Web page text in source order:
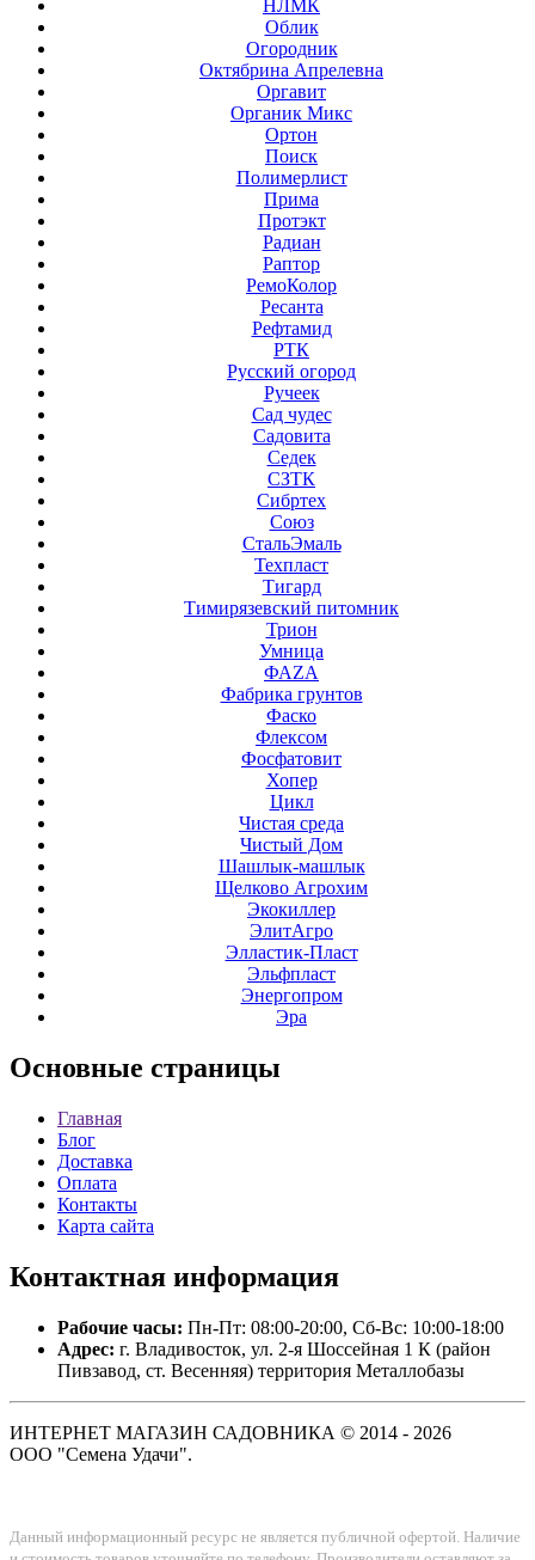
НЛМК
Облик
Огородник
Октябрина Апрелевна
Оргавит
Органик Микс
Ортон
Поиск
Полимерлист
Прима
Протэкт
Радиан
Раптор
РемоКолор
Ресанта
Рефтамид
РТК
Русский огород
Ручеек
Сад чудес
Садовита
Седек
СЗТК
Сибртех
Союз
СтальЭмаль
Техпласт
Тигард
Тимирязевский питомник
Трион
Умница
ФАZА
Фабрика грунтов
Фаско
Флексом
Фосфатовит
Хопер
Цикл
Чистая среда
Чистый Дом
Шашлык-машлык
Щелково Агрохим
Экокиллер
ЭлитАгро
Элластик-Пласт
Эльфпласт
Энергопром
Эра
Основные страницы
Главная
Блог
Доставка
Оплата
Контакты
Карта сайта
Контактная информация
Рабочие часы: Пн-Пт: 08:00-20:00, Сб-Вс: 10:00-18:00
Адрес: г. Владивосток, ул. 2-я Шоссейная 1 К (район
Пивзавод, ст. Весенняя) территория Металлобазы
ИНТЕРНЕТ МАГАЗИН САДОВНИКА © 2014 - 2026
ООО "Семена Удачи".
Данный информационный ресурс не является публичной офертой. Наличие